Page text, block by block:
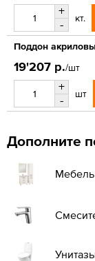
+
-
кт.
Поддон
19'207 р./шт
+
-
шт
Дополните